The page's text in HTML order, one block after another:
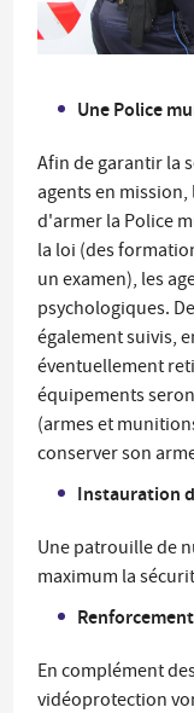
Une Police
Afin de garantir la
agents en
d'armer la Police
la loi (des
un examen), les
psychologiques.
également suivis,
éventuellement
équipements
(armes et
conserver son
Instauration
Une patrouille de
maximum la
En complément
vidéoprotection